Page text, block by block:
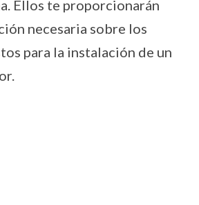
Ellos te proporcionarán
necesaria sobre los
para la instalación de un